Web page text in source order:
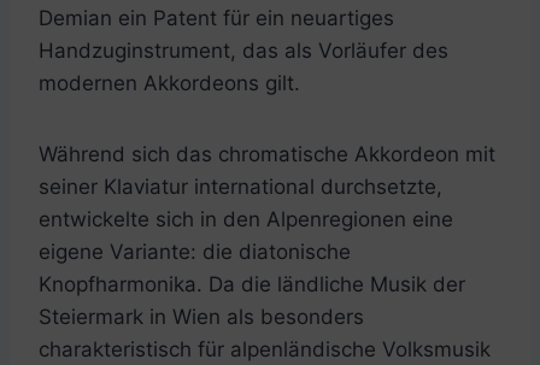
Demian ein Patent für ein neuartiges
Handzuginstrument, das als Vorläufer des
modernen Akkordeons gilt.
Während sich das chromatische Akkordeon mit
seiner Klaviatur international durchsetzte,
entwickelte sich in den Alpenregionen eine
eigene Variante: die diatonische
Knopfharmonika. Da die ländliche Musik der
Steiermark in Wien als besonders
charakteristisch für alpenländische Volksmusik